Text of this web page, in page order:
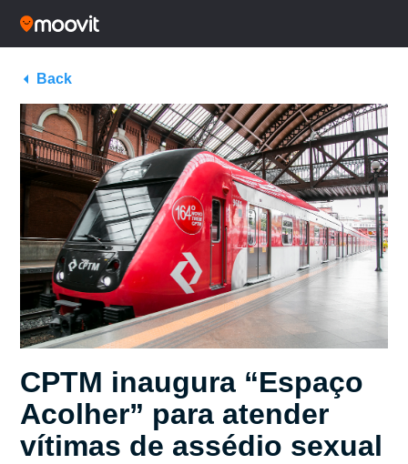
Back
CPTM inaugura “Espaço
Acolher” para atender
vítimas de assédio sexual